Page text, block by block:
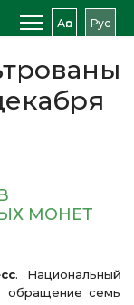
Аԥс Рус
МОНЕТ
. Национальный
обращение семь